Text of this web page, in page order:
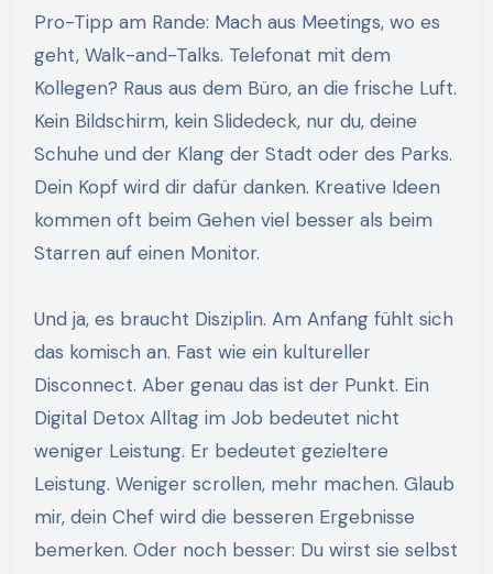
Pro-Tipp am Rande: Mach aus Meetings, wo es
geht, Walk-and-Talks. Telefonat mit dem
Kollegen? Raus aus dem Büro, an die frische Luft.
Kein Bildschirm, kein Slidedeck, nur du, deine
Schuhe und der Klang der Stadt oder des Parks.
Dein Kopf wird dir dafür danken. Kreative Ideen
kommen oft beim Gehen viel besser als beim
Starren auf einen Monitor.
Und ja, es braucht Disziplin. Am Anfang fühlt sich
das komisch an. Fast wie ein kultureller
Disconnect. Aber genau das ist der Punkt. Ein
Digital Detox Alltag im Job bedeutet nicht
weniger Leistung. Er bedeutet gezieltere
Leistung. Weniger scrollen, mehr machen. Glaub
mir, dein Chef wird die besseren Ergebnisse
bemerken. Oder noch besser: Du wirst sie selbst